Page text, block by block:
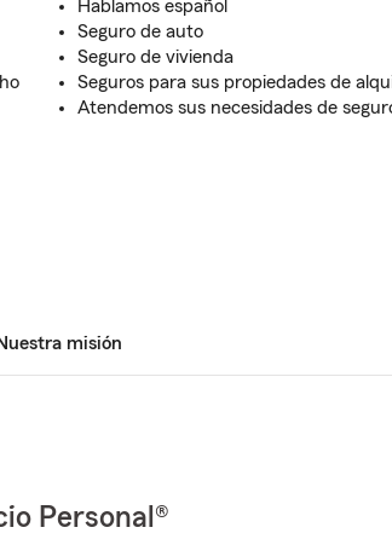
Hablamos español
Seguro de auto
Seguro de vivienda
Seguros para sus propiedades de
Atendemos sus necesidades de
misión
Personal®